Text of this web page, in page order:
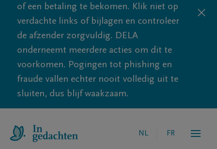
of een betaling te bekomen. Klik niet op
verdachte links of bijlagen en controleer
de afzender zorgvuldig. DELA
onderneemt meerdere acties om dit te
voorkomen. Pogingen tot phishing en
fraude vallen echter nooit volledig uit te
sluiten, dus blijf waakzaam.
NL FR